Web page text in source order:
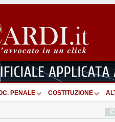
PENALE COSTITUZIONE